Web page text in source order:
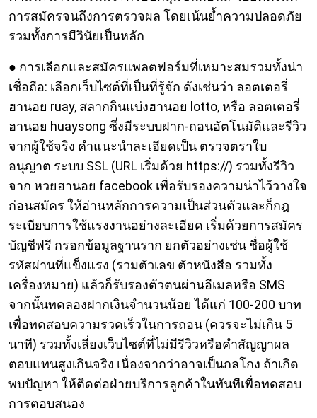
การสมัครจนถึงการตรวจผล โดยเน้นย้ำความปลอดภัย
รวมทั้งการมีวินัยเป็นหลัก
● การเลือกและสมัครแพลตฟอร์มที่เหมาะสมรวมทั้งน่า
เชื่อถือ: เลือกเว็บไซต์ที่เป็นที่รู้จัก ดังเช่นว่า ลอตเตอรี่
ฮานอย ruay, สลากกินแบ่งฮานอย lotto, หรือ ลอตเตอรี่
ฮานอย huaysong ซึ่งมีระบบฝาก-ถอนอัตโนมัติและรีวิว
จากผู้ใช้จริง คำแนะนำละเอียดเป็น ตรวจตราใบ
อนุญาต ระบบ SSL (URL เริ่มด้วย https://) รวมทั้งรีวิว
จาก หวยฮานอย facebook เพื่อรับรองความน่าไว้วางใจ
ก่อนสมัคร ให้อ่านหลักการความเป็นส่วนตัวและก็กฎ
ระเบียบการใช้แรงงานอย่างละเอียด เริ่มด้วยการสมัคร
บัญชีฟรี กรอกข้อมูลฐานราก ยกตัวอย่างเช่น ชื่อผู้ใช้
รหัสผ่านที่แข็งแรง (รวมตัวเลข ตัวหนังสือ รวมทั้ง
เครื่องหมาย) แล้วก็รับรองตัวตนผ่านอีเมลหรือ SMS
จากนั้นทดลองฝากเงินจำนวนน้อย ได้แก่ 100-200 บาท
เพื่อทดสอบความรวดเร็วในการถอน (ควรจะไม่เกิน 5
นาที) รวมทั้งเลี่ยงเว็บไซต์ที่ไม่มีรีวิวหรือคำสัญญาผล
ตอบแทนสูงเกินจริง เนื่องจากว่าอาจเป็นกลโกง ถ้าเกิด
พบปัญหา ให้ติดต่อฝ่ายบริการลูกค้าในทันทีเพื่อทดสอบ
การตอบสนอง